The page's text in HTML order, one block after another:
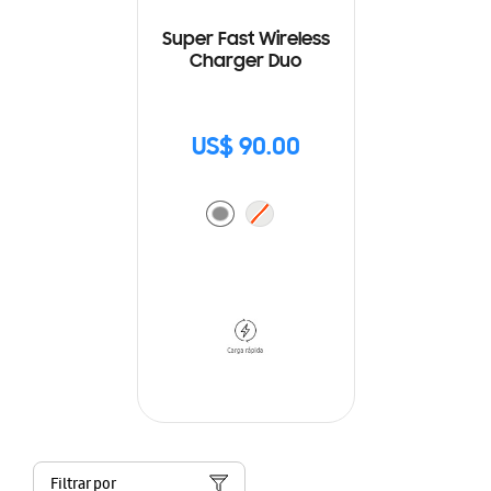
Super Fast Wireless
Charger Duo
US$ 90.00
Filtrar por